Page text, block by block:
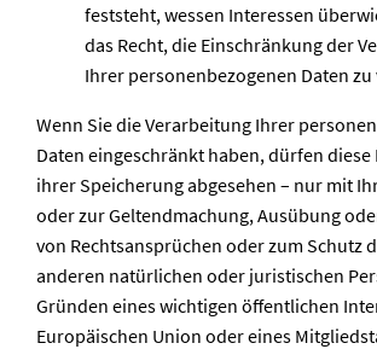
feststeht, wessen Interessen
das Recht, die Einschränkung der
Ihrer personenbezogenen Daten zu
Wenn Sie die Verarbeitung Ihrer
Daten eingeschränkt haben, dürfen diese
ihrer Speicherung abgesehen – nur mit
oder zur Geltendmachung, Ausübung
von Rechtsansprüchen oder zum Schutz
anderen natürlichen oder juristischen
Gründen eines wichtigen öffentlichen
Europäischen Union oder eines